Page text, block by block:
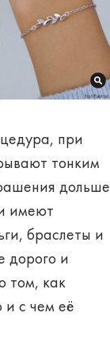
при
тонким
дольше
имеют
браслеты и
дорого и
том, как
и с чем её